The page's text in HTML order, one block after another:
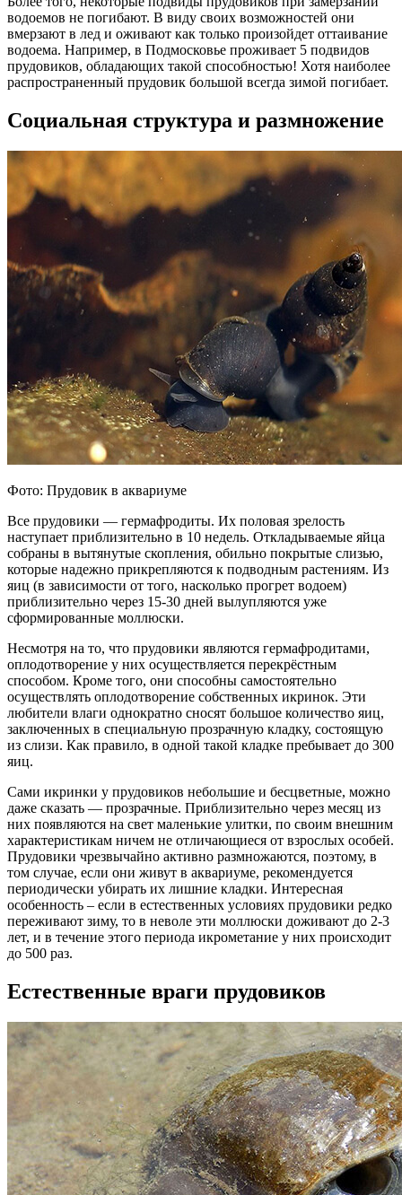
водоемов не погибают. В виду своих возможностей они
вмерзают в лед и оживают как только произойдет оттаивание
водоема. Например, в Подмосковье проживает 5 подвидов
прудовиков, обладающих такой способностью! Хотя наиболее
распространенный прудовик большой всегда зимой погибает.
Социальная структура и размножение
Фото: Прудовик в аквариуме
Все прудовики — гермафродиты. Их половая зрелость
наступает приблизительно в 10 недель. Откладываемые яйца
собраны в вытянутые скопления, обильно покрытые слизью,
которые надежно прикрепляются к подводным растениям. Из
яиц (в зависимости от того, насколько прогрет водоем)
приблизительно через 15-30 дней вылупляются уже
сформированные моллюски.
Несмотря на то, что прудовики являются гермафродитами,
оплодотворение у них осуществляется перекрёстным
способом. Кроме того, они способны самостоятельно
осуществлять оплодотворение собственных икринок. Эти
любители влаги однократно сносят большое количество яиц,
заключенных в специальную прозрачную кладку, состоящую
из слизи. Как правило, в одной такой кладке пребывает до 300
яиц.
Сами икринки у прудовиков небольшие и бесцветные, можно
даже сказать — прозрачные. Приблизительно через месяц из
них появляются на свет маленькие улитки, по своим внешним
характеристикам ничем не отличающиеся от взрослых особей.
Прудовики чрезвычайно активно размножаются, поэтому, в
том случае, если они живут в аквариуме, рекомендуется
периодически убирать их лишние кладки. Интересная
особенность – если в естественных условиях прудовики редко
переживают зиму, то в неволе эти моллюски доживают до 2-3
лет, и в течение этого периода икрометание у них происходит
до 500 раз.
Естественные враги прудовиков